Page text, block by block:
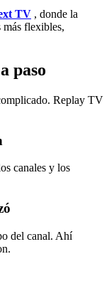
TV , donde la
flexibles,
paso
Replay TV
canales y los
del canal. Ahí